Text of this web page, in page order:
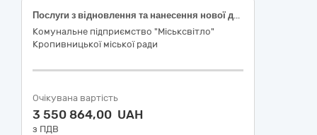
Послуги з відновлення та нанесення нової дорожньої розмітки по вулицях міста Кропивницького
Комунальне підприємство "Міськсвітло"
Кропивницької міської ради
Очікувана вартість
3 550 864,00 UAH
з ПДВ